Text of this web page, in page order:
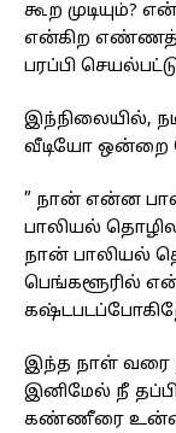
கூற முடியும்?
என்கிற
பரப்பி
இந்நிலையில்,
வீடியோ ஒன்றை
” நான் என்ன
பாலியல்
நான் பாலியல்
பெங்களூரில்
இந்த நாள் வரை
இனிமேல் நீ
கண்ணீரை